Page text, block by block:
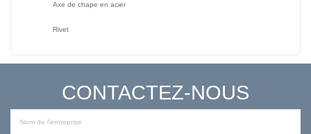
Axe de chape en acier
Rivet
CONTACTEZ-NOUS